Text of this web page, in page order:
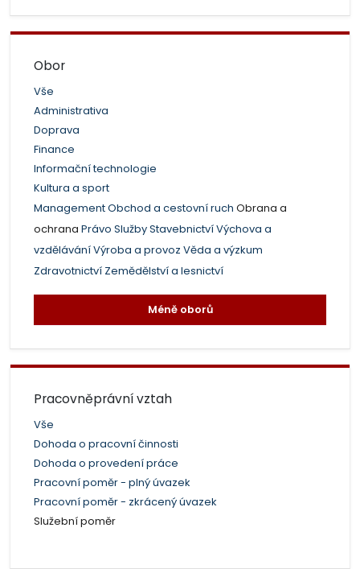
Obor
Vše
Administrativa
Doprava
Finance
Informační technologie
Kultura a sport
ManagementObchod a cestovní ruch Obrana a
ochrana Právo SlužbyStavebnictvíVýchova a
vzděláváníVýroba a provoz Věda a výzkum
Zdravotnictví Zemědělství a lesnictví
Méně oborů
Pracovněprávní vztah
Vše
Dohoda o pracovní činnosti
Dohoda o provedení práce
Pracovní poměr - plný úvazek
Pracovní poměr - zkrácený úvazek
Služební poměr